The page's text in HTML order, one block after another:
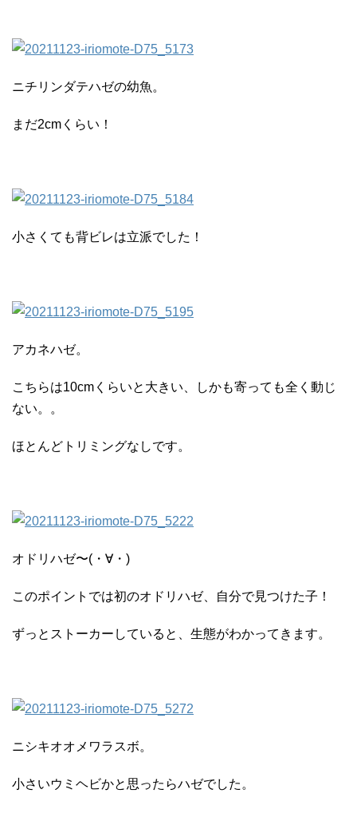
ニチリンダテハゼの幼魚。
まだ2cmくらい！
小さくても背ビレは立派でした！
アカネハゼ。
こちらは10cmくらいと大きい、しかも寄っても全く動じ
ない。。
ほとんどトリミングなしです。
オドリハゼ〜(・∀・)
このポイントでは初のオドリハゼ、自分で見つけた子！
ずっとストーカーしていると、生態がわかってきます。
ニシキオオメワラスボ。
小さいウミヘビかと思ったらハゼでした。